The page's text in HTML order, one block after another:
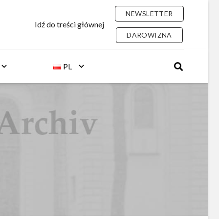
Idź do treści głównej
NEWSLETTER
DAROWIZNA
PL